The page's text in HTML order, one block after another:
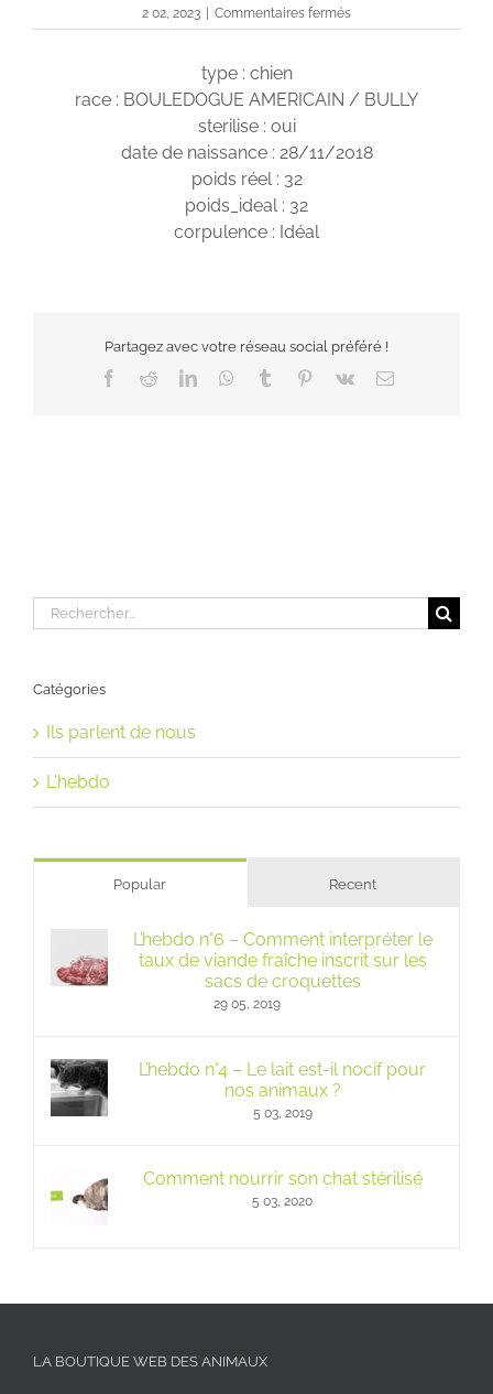
2 02, 2023 Commentaires ferméssur
Opium
type : chien
race : BOULEDOGUE AMERICAIN / BULLY
sterilise : oui
date de naissance : 28/11/2018
poids réel : 32
poids_ideal : 32
corpulence : Idéal
Partagez avec votre réseau social préféré !
Facebook
RedditLinkedInWhatsApp
Tumblr Pinterest
Vk Email
Rechercher:
Catégories
Ils parlent de nous
L'hebdo
Popular Recent
L’hebdo n°6 – Comment interpréter le
taux de viande fraîche inscrit sur les
sacs de croquettes
29 05, 2019
L’hebdo n°4 – Le lait est-il nocif pour
nos animaux ?
5 03, 2019
Comment nourrir son chat stérilisé
5 03, 2020
LA BOUTIQUE WEB DES ANIMAUX